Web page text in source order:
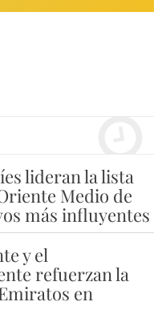
lideran la lista
Medio de
más influyentes
y el
refuerzan la
en